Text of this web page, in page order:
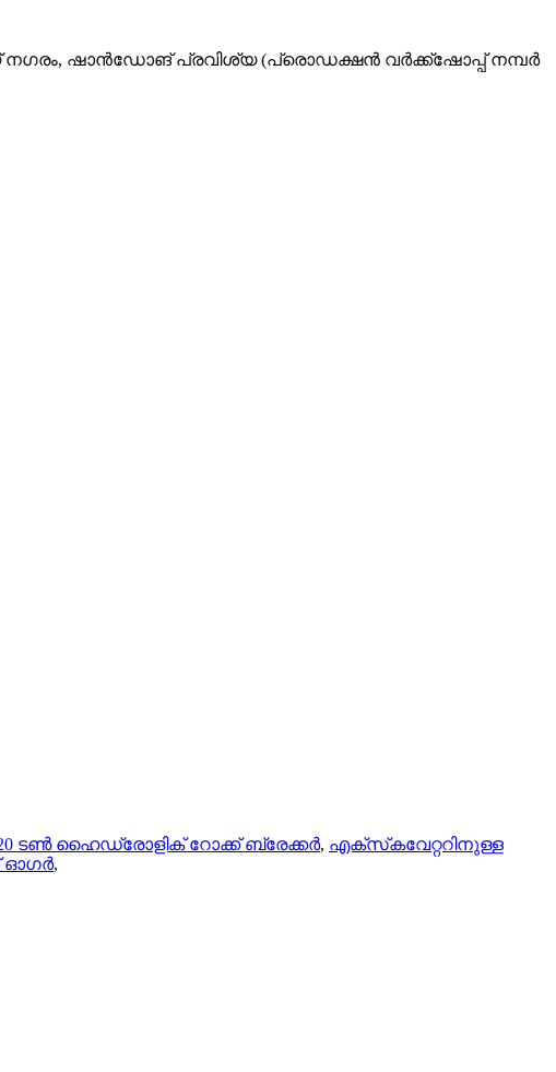
നഗരം, ഷാൻഡോങ് പ്രവിശ്യ (പ്രൊഡക്ഷൻ വർക്ക്ഷോപ്പ് നമ്പർ
ടൺ ഹൈഡ്രോളിക് റോക്ക് ബ്രേക്കർ, എക്‌സ്‌കവേറ്ററിനുള്ള
ഓഗർ,